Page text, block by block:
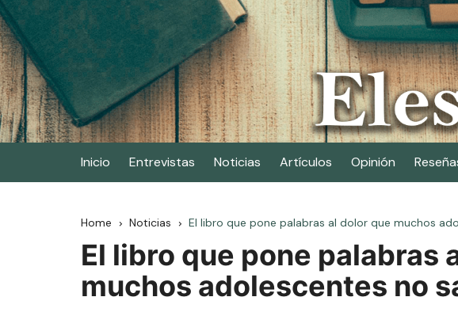
Skip
to
content
Elescritor.es
El periódico digital de los escritores
Inicio Entrevistas Noticias Artículos Opinión
Home Noticias El libro que pone palabras al dolor que muchos
El libro que pone palabras
muchos adolescentes no